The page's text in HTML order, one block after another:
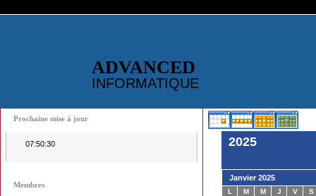
ADVANCED
INFORMATIQUE
Prochaine mise à jour
07:50:30
Membres
2025
Janvier 2025
L M M J V
S